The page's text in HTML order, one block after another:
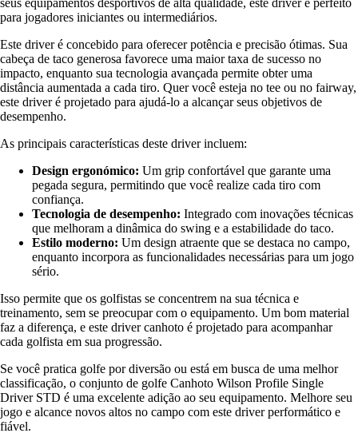
para jogadores iniciantes ou intermediários.
Este driver é concebido para oferecer potência e precisão ótimas. Sua
cabeça de taco generosa favorece uma maior taxa de sucesso no
impacto, enquanto sua tecnologia avançada permite obter uma
distância aumentada a cada tiro. Quer você esteja no tee ou no fairway,
este driver é projetado para ajudá-lo a alcançar seus objetivos de
desempenho.
As principais características deste driver incluem:
Design ergonómico: Um grip confortável que garante uma
pegada segura, permitindo que você realize cada tiro com
confiança.
Tecnologia de desempenho: Integrado com inovações técnicas
que melhoram a dinâmica do swing e a estabilidade do taco.
Estilo moderno: Um design atraente que se destaca no campo,
enquanto incorpora as funcionalidades necessárias para um jogo
sério.
Isso permite que os golfistas se concentrem na sua técnica e
treinamento, sem se preocupar com o equipamento. Um bom material
faz a diferença, e este driver canhoto é projetado para acompanhar
cada golfista em sua progressão.
Se você pratica golfe por diversão ou está em busca de uma melhor
classificação, o conjunto de golfe Canhoto Wilson Profile Single
Driver STD é uma excelente adição ao seu equipamento. Melhore seu
jogo e alcance novos altos no campo com este driver performático e
fiável.